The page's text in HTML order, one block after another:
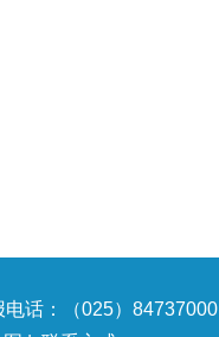
话：（025）84737000